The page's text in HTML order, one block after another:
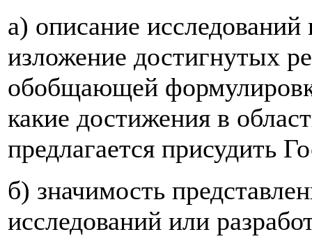
а) описание
изложение достигнутых
обобщающей
какие достижения в
предлагается присудить
б) значимость
исследований или